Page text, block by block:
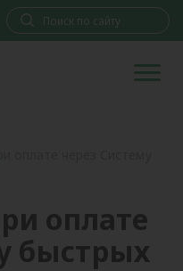
оплате
быстрых